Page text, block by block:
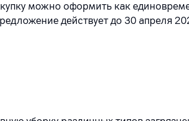
можно оформить как
действует до 30 апреля